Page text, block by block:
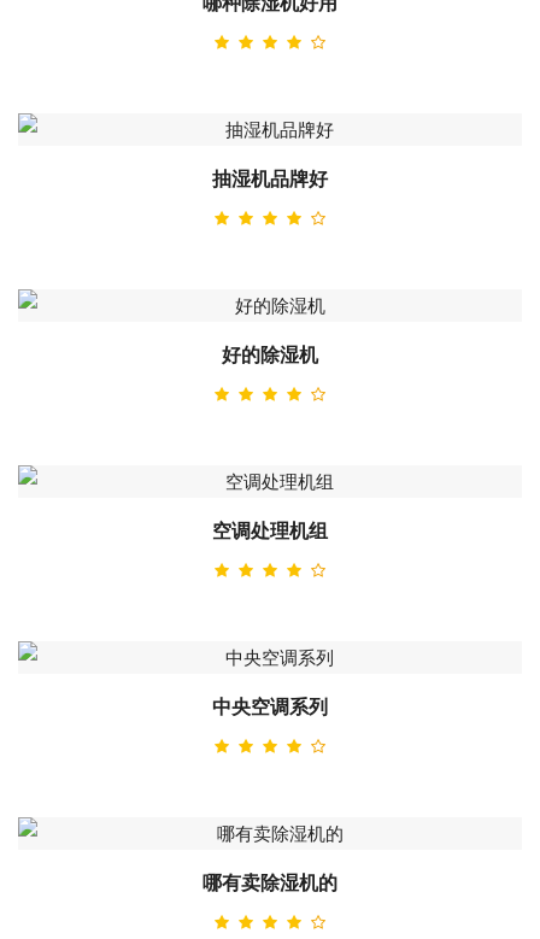
抽湿机品牌好
好的除湿机
空调处理机组
中央空调系列
哪有卖除湿机的